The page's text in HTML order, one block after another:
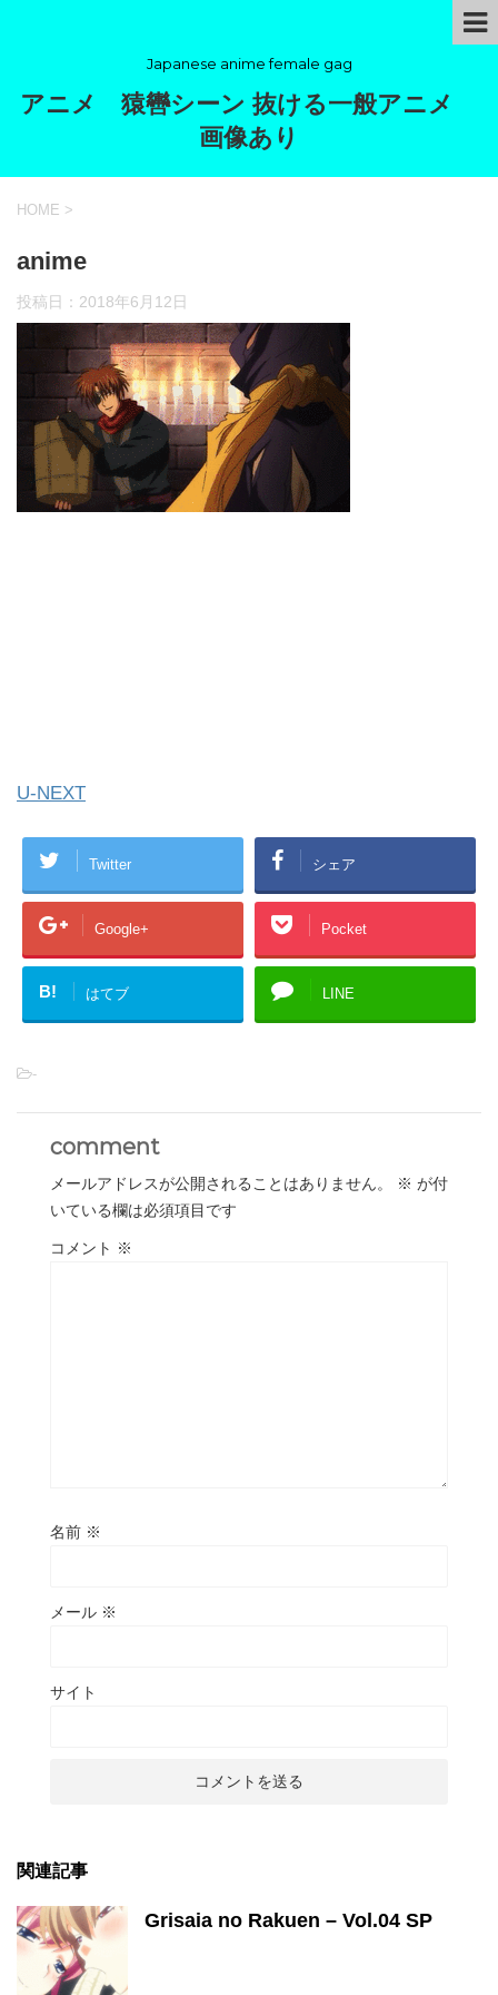
Japanese anime female gag
アニメ 猿轡シーン 抜ける一般アニメ
画像あり
HOME >
anime
投稿日： 2018年6月12日
U-NEXT
Twitter シェア
Google+ Pocket
B! はてブ LINE
-
comment
メールアドレスが公開されることはありません。 ※ が付
いている欄は必須項目です
コメント ※
名前 ※
メール ※
サイト
関連記事
Grisaia no Rakuen – Vol.04 SP